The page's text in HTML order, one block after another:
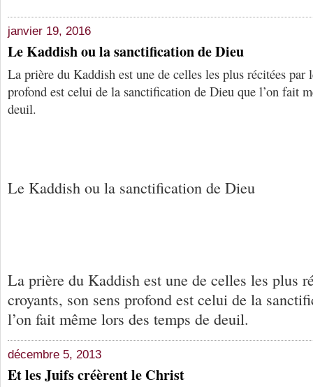
janvier 19, 2016
Le Kaddish ou la sanctification de Dieu
La prière du Kaddish est une de celles les plus récitées par
profond est celui de la sanctification de Dieu que l’on fait
deuil.
Le Kaddish ou la sanctification de Dieu
La prière du Kaddish est une de celles les plus
croyants, son sens profond est celui de la
l’on fait même lors des temps de deuil.
décembre 5, 2013
Et les Juifs créèrent le Christ